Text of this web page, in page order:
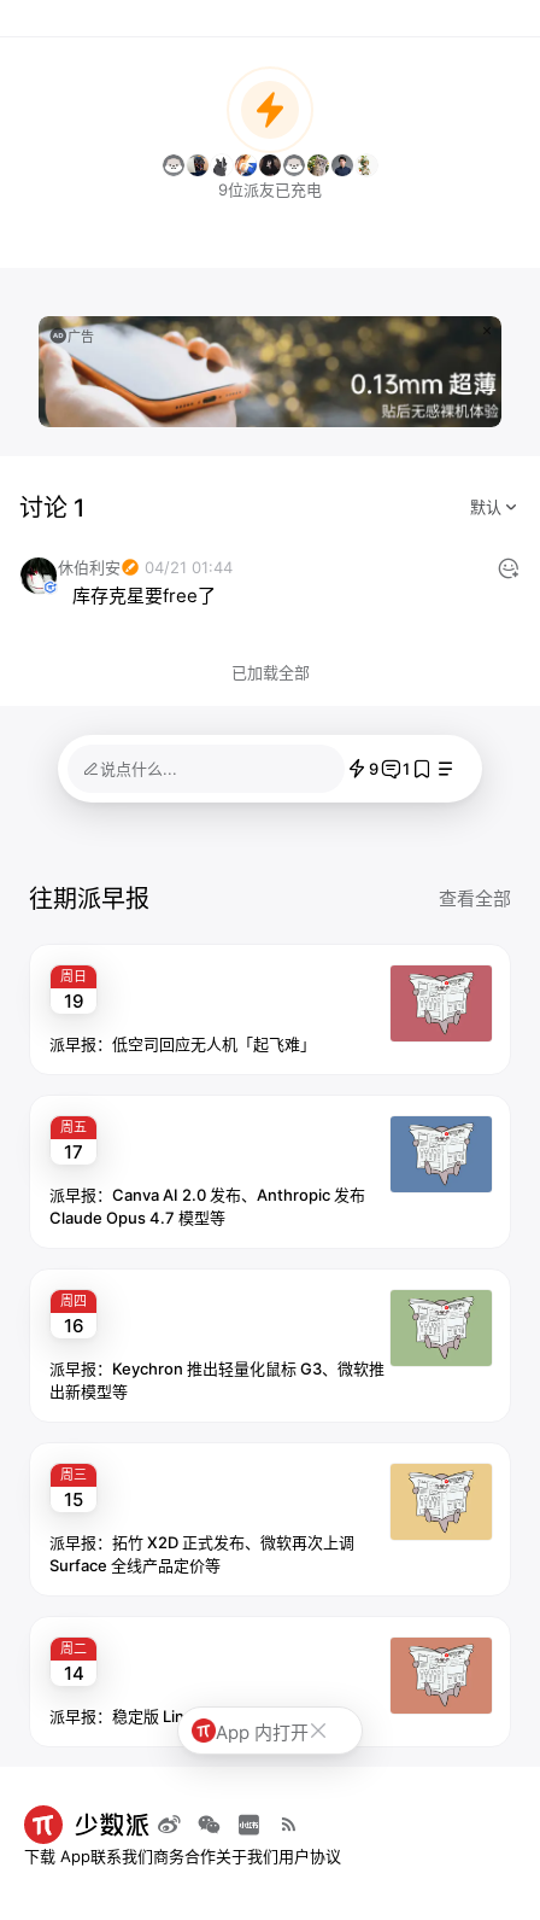
9位派友已充电
广告
讨论 1
休伯利安 04/21 01:44
库存克星要free了
已加载全部
说点什么... 9 1
往期派早报 查看全部
周日
19
派早报：低空司回应无人机「起飞难」
周五
17
派早报：Canva AI 2.0 发布、Anthropic 发布
Claude Opus 4.7 模型等
周四
16
派早报：Keychron 推出轻量化鼠标 G3、微软推
出新模型等
周三
15
派早报：拓竹 X2D 正式发布、微软再次上调
Surface 全线产品定价等
周二
14
派早报：稳定版 Linux 7.0 内核发布等
App 内打开
下载 App联系我们商务合作关于我们用户协议